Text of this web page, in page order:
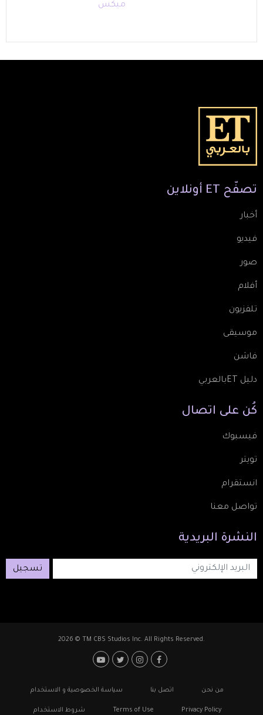
ميكس
تصفّح ET أونلاين
أخبار
فيديو
صور
أفلام
تلفزيون
موسيقى
فاشن
دليل ETبالعربي
كُن على اتصال
فيسبوك
تويتر
انستقرام
تواصل معنا
النشرة البريدية
تسجيل
2026 © TM CBS Studios Inc. All Rights Reserved.
Footer: Social Media
Footerمن نحن اتصل بنا سياسة الخصوصية و الاستخدام
Privacy Policy
Terms of Use شروط الاستخدام